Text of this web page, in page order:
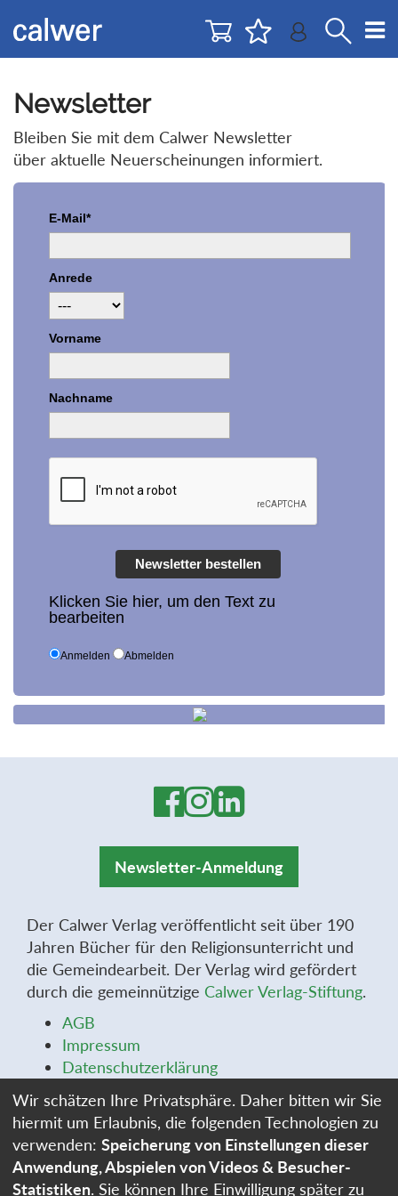
zur
Navigation
zum
Inhalt
Newsletter
Bleiben Sie mit dem Calwer Newsletter
über aktuelle Neuerscheinungen informiert.
E-Mail*
Anrede
Vorname
Nachname
Newsletter bestellen
Klicken Sie hier, um den Text zu
bearbeiten
Anmelden Abmelden
Newsletter-Anmeldung
Der Calwer Verlag veröffentlicht seit über 190
Jahren Bücher für den Religionsunterricht und
die Gemeindearbeit. Der Verlag wird gefördert
durch die gemeinnützige Calwer Verlag-Stiftung.
AGB
Impressum
Datenschutzerklärung
Widerrufsformular
Stellenangebote
Cookie-Einstellungen
Wir schätzen Ihre Privatsphäre. Daher bitten wir Sie
hiermit um Erlaubnis, die folgenden Technologien zu
verwenden: Speicherung von Einstellungen dieser
Anwendung, Abspielen von Videos & Besucher-
Statistiken. Sie können Ihre Einwilligung später zu